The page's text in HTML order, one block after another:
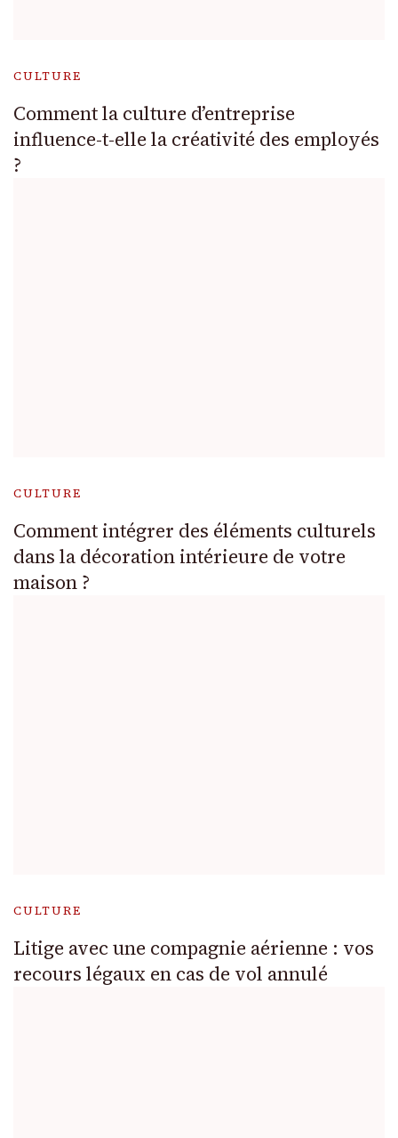
CULTURE
Comment la culture d’entreprise
influence-t-elle la créativité des employés
?
CULTURE
Comment intégrer des éléments culturels
dans la décoration intérieure de votre
maison ?
CULTURE
Litige avec une compagnie aérienne : vos
recours légaux en cas de vol annulé